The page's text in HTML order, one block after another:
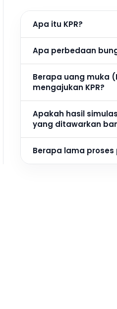
Apa itu KPR?
Apa perbedaan
Berapa uang muka
mengajukan KPR?
Apakah hasil
yang ditawarkan
Berapa lama proses